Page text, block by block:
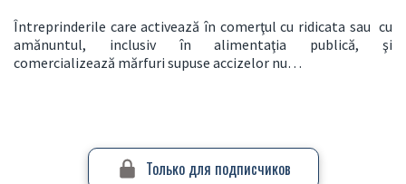
Întreprinderile care activează în comerţul cu ridicata sau cu
amănuntul, inclusiv în alimentaţia publică, şi
comercializează mărfuri supuse accizelor nu…
Только для подписчиков